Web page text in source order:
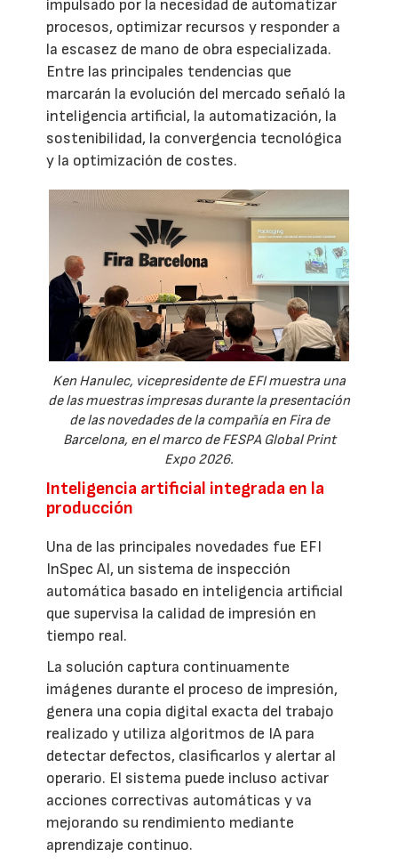
impulsado por la necesidad de automatizar
procesos, optimizar recursos y responder a
la escasez de mano de obra especializada.
Entre las principales tendencias que
marcarán la evolución del mercado señaló la
inteligencia artificial, la automatización, la
sostenibilidad, la convergencia tecnológica
y la optimización de costes.
Ken Hanulec, vicepresidente de EFI muestra una
de las muestras impresas durante la presentación
de las novedades de la compañía en Fira de
Barcelona, en el marco de FESPA Global Print
Expo 2026.
Inteligencia artificial integrada en la
producción
Una de las principales novedades fue EFI
InSpec AI, un sistema de inspección
automática basado en inteligencia artificial
que supervisa la calidad de impresión en
tiempo real.
La solución captura continuamente
imágenes durante el proceso de impresión,
genera una copia digital exacta del trabajo
realizado y utiliza algoritmos de IA para
detectar defectos, clasificarlos y alertar al
operario. El sistema puede incluso activar
acciones correctivas automáticas y va
mejorando su rendimiento mediante
aprendizaje continuo.